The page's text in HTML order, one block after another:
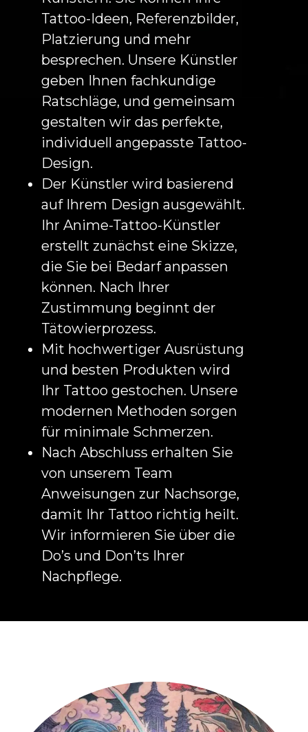
Tattoo-Ideen, Referenzbilder,
Platzierung und mehr
besprechen. Unsere Künstler
geben Ihnen fachkundige
Ratschläge, und gemeinsam
gestalten wir das perfekte,
individuell angepasste Tattoo-
Design.
Der Künstler wird basierend
auf Ihrem Design ausgewählt.
Ihr Anime-Tattoo-Künstler
erstellt zunächst eine Skizze,
die Sie bei Bedarf anpassen
können. Nach Ihrer
Zustimmung beginnt der
Tätowierprozess.
Mit hochwertiger Ausrüstung
und besten Produkten wird
Ihr Tattoo gestochen. Unsere
modernen Methoden sorgen
für minimale Schmerzen.
Nach Abschluss erhalten Sie
von unserem Team
Anweisungen zur Nachsorge,
damit Ihr Tattoo richtig heilt.
Wir informieren Sie über die
Do’s und Don’ts Ihrer
Nachpflege.